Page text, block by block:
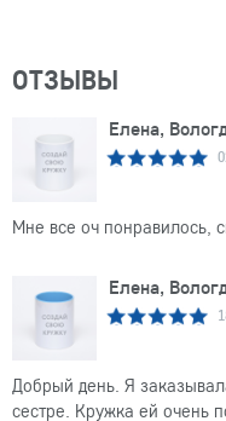
ОТЗЫВЫ
Елена,
Мне все оч понравилось,
Елена,
Добрый день. Я
сестре. Кружка ей очень